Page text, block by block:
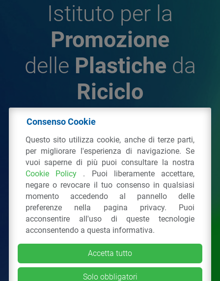
Istituto per la
Promozione
delle Plastiche da
Riciclo
Plastiche da Riciclo
C.F. 97381090154
Via San Vittore 36 20123Milano (MI)
Tel.: 02 43928225.
Tutti i diritti riservati Privacy Policy &Cookie
Consenso Cookie
Questo sito utilizza cookie, anche di terze parti,
per migliorare l'esperienza di navigazione. Se
vuoi saperne di più puoi consultare la nostra
Cookie Policy . Puoi liberamente accettare,
negare o revocare il tuo consenso in qualsiasi
momento accedendo al pannello delle
preferenze nella pagina privacy. Puoi
acconsentire all'uso di queste tecnologie
acconsentendo a questa informativa.
Accetta tutto
Solo obbligatori